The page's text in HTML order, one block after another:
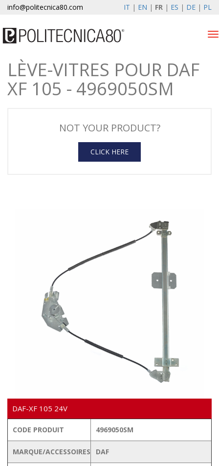
info@politecnica80.com IT | EN | FR | ES | DE | PL
giovedì 6 agosto 2026
Lève-vitres électriques
Societe
LÈVE-VITRES POUR DAF
XF 105 - 4969050SM
NOT YOUR PRODUCT?
CLICK HERE
DAF-XF 105 24V
CODE PRODUIT 4969050SM
MARQUE/ACCESSOIRES DAF